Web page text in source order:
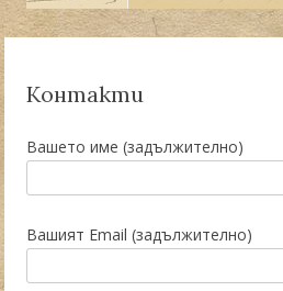
Контакти
Вашето име (задължително)
Вашият Email (задължително)